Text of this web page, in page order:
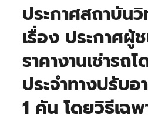
ประกาศสถาบัน
เรื่อง ประกาศผู้
ราคางานเช่ารถ
ประจำทางปรับอ
1 คัน โดยวิธีเฉพ